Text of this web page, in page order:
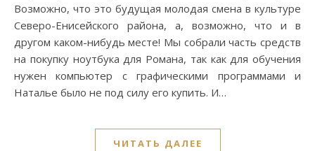
Возможно, что это будущая молодая смена в культуре
Северо-Енисейского района, а, возможно, что и в
другом каком-нибудь месте! Мы собрали часть средств
на покупку ноутбука для Романа, так как для обучения
нужен компьютер с графическими программами и
Наталье было не под силу его купить. И…
ЧИТАТЬ ДАЛЕЕ